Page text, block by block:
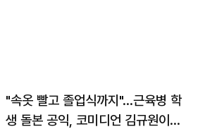
"속옷 빨고 졸업식까지"…근육병 학
생 돌본 공익, 코미디언 김규원이었